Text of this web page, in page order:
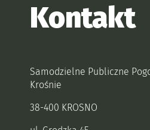
Kontakt
Samodzielne Publiczne
Krośnie
38-400 KROSNO